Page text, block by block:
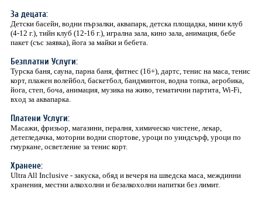
За децата:
Детски басейн, водни пързалки, аквапарк, детска площадка, мини клуб
(4-12 г.), тийн клуб (12-16 г.), игрална зала, кино зала, анимация, бебе
пакет (със заявка), йога за майки и бебета.
Безплатни Услуги:
Турска баня, сауна, парна баня, фитнес (16+), дартс, тенис на маса, тенис
корт, плажен волейбол, баскетбол, бандминтон, водна топка, аеробика,
йога, степ, боча, анимация, музика на живо, тематични партита, Wi-Fi,
вход за аквапарка.
Платени Услуги:
Масажи, фризьор, магазини, пералня, химическо чистене, лекар,
детегледачка, моторни водни спортове, уроци по уиндсърф, уроци по
гмуркане, осветление за тенис корт.
Хранене:
Ultra All Inclusive - закуска, обяд и вечеря на шведска маса, междинни
хранения, местни алкохолни и безалкохолни напитки без лимит.